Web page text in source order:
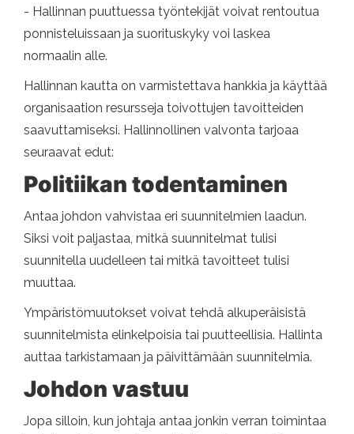
- Hallinnan puuttuessa työntekijät voivat rentoutua
ponnisteluissaan ja suorituskyky voi laskea
normaalin alle.
Hallinnan kautta on varmistettava hankkia ja käyttää
organisaation resursseja toivottujen tavoitteiden
saavuttamiseksi. Hallinnollinen valvonta tarjoaa
seuraavat edut:
Politiikan todentaminen
Antaa johdon vahvistaa eri suunnitelmien laadun.
Siksi voit paljastaa, mitkä suunnitelmat tulisi
suunnitella uudelleen tai mitkä tavoitteet tulisi
muuttaa.
Ympäristömuutokset voivat tehdä alkuperäisistä
suunnitelmista elinkelpoisia tai puutteellisia. Hallinta
auttaa tarkistamaan ja päivittämään suunnitelmia.
Johdon vastuu
Jopa silloin, kun johtaja antaa jonkin verran toimintaa